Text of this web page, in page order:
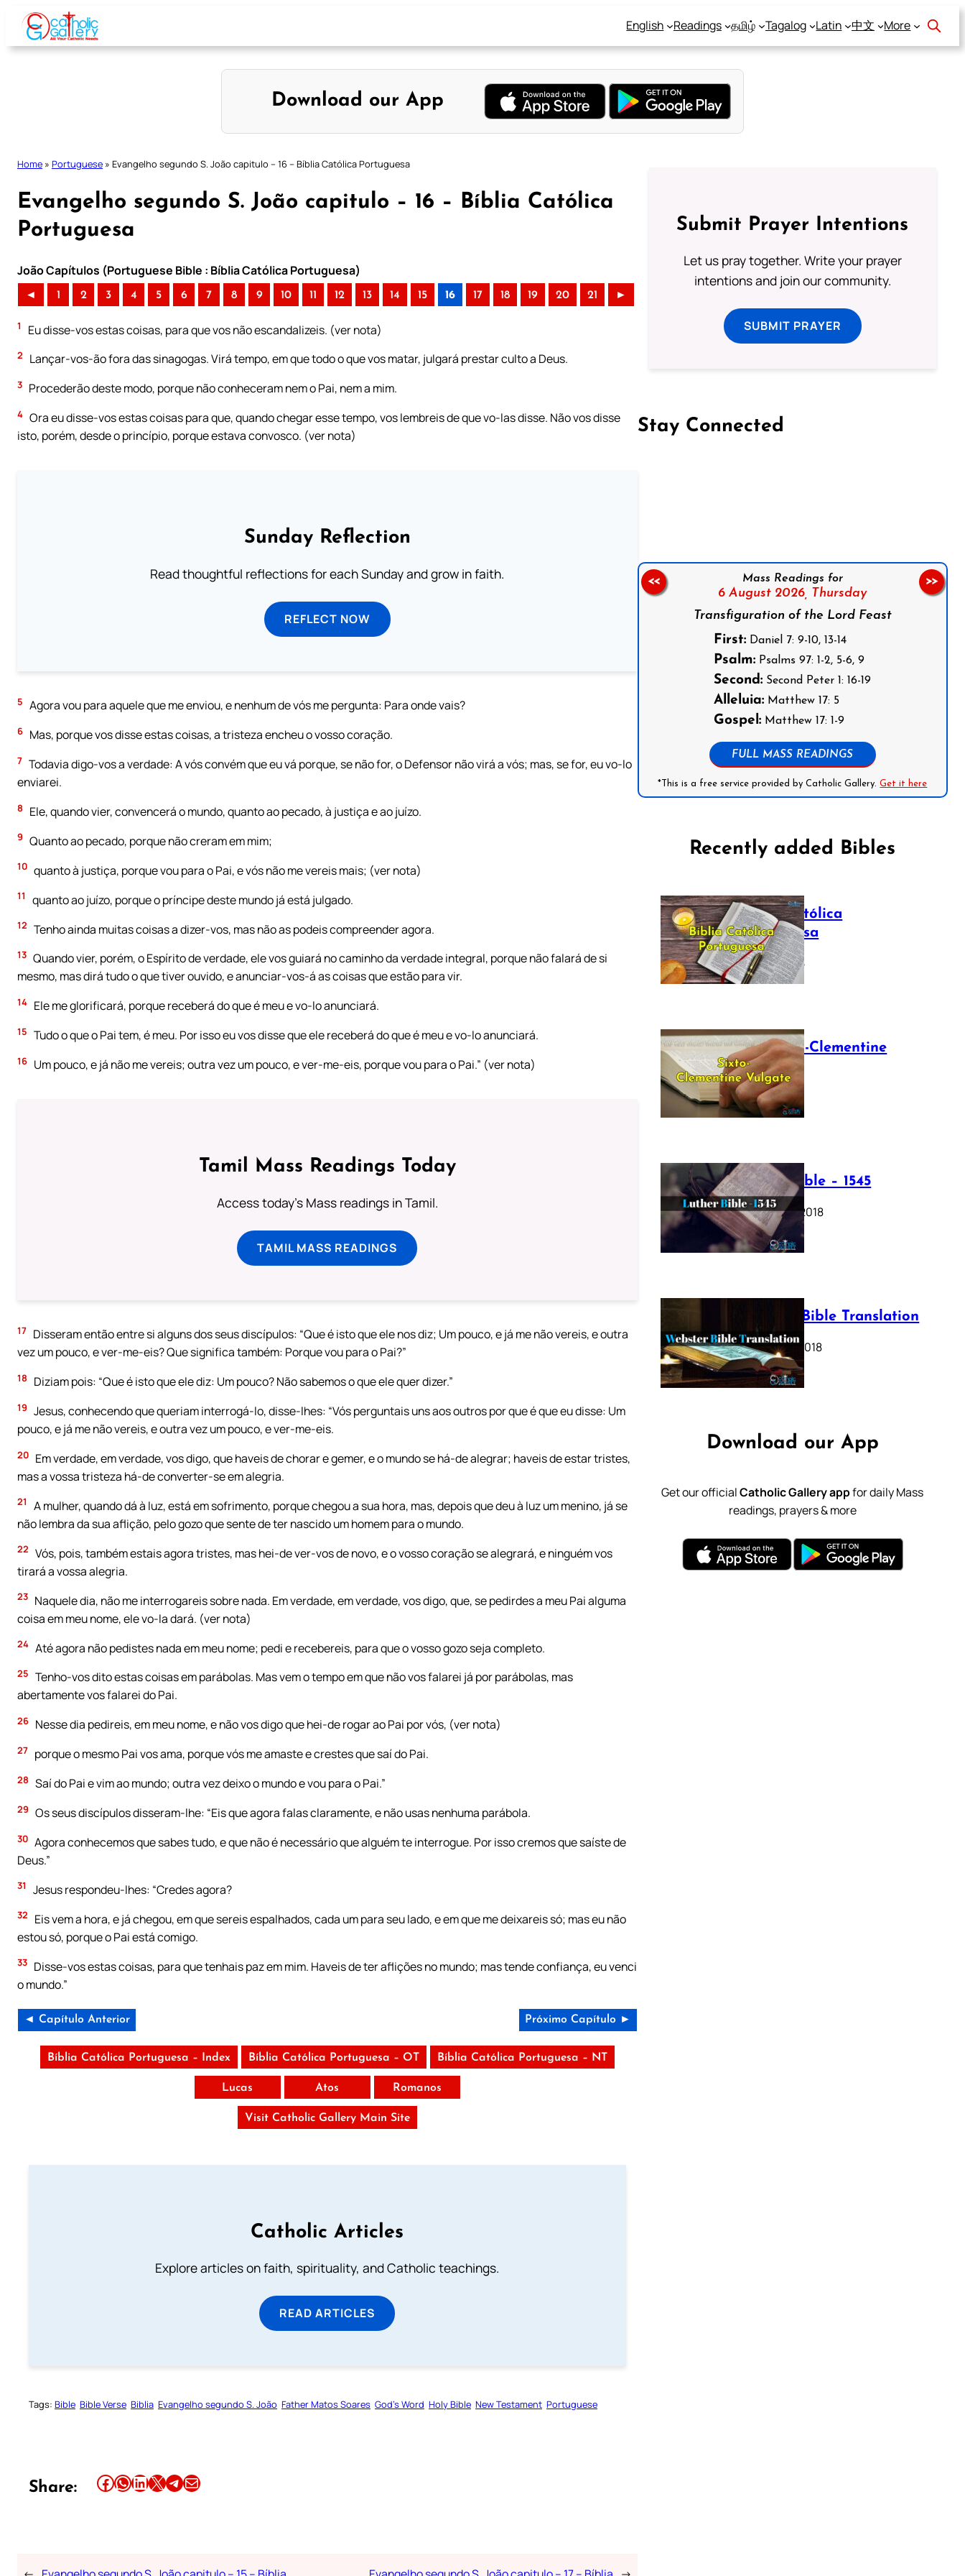
Skip
content
English Readings தமிழ் Tagalog Latin 中文 More
Download our App
Home » Portuguese » Evangelho segundo S. João capitulo – 16 – Bíblia Católica Portuguesa
Evangelho segundo S. João capitulo – 16 – Bíblia Católica
Portuguesa
João Capítulos (Portuguese Bible : Bíblia Católica Portuguesa)
◄ 1 2 3 4 5 6 7 8 9 10 11 12 13 14 15 16 17 18 19 20 21 ►
1 Eu disse-vos estas coisas, para que vos não escandalizeis. (ver nota)
2 Lançar-vos-ão fora das sinagogas. Virá tempo, em que todo o que vos matar, julgará prestar culto a Deus.
3 Procederão deste modo, porque não conheceram nem o Pai, nem a mim.
4 Ora eu disse-vos estas coisas para que, quando chegar esse tempo, vos lembreis de que vo-las disse. Não vos disse
isto, porém, desde o princípio, porque estava convosco. (ver nota)
Sunday Reflection
Read thoughtful reflections for each Sunday and grow in faith.
REFLECT NOW
5 Agora vou para aquele que me enviou, e nenhum de vós me pergunta: Para onde vais?
6 Mas, porque vos disse estas coisas, a tristeza encheu o vosso coração.
7 Todavia digo-vos a verdade: A vós convém que eu vá porque, se não for, o Defensor não virá a vós; mas, se for, eu vo-lo
enviarei.
8 Ele, quando vier, convencerá o mundo, quanto ao pecado, à justiça e ao juízo.
9 Quanto ao pecado, porque não creram em mim;
10 quanto à justiça, porque vou para o Pai, e vós não me vereis mais; (ver nota)
11 quanto ao juízo, porque o príncipe deste mundo já está julgado.
12 Tenho ainda muitas coisas a dizer-vos, mas não as podeis compreender agora.
13 Quando vier, porém, o Espírito de verdade, ele vos guiará no caminho da verdade integral, porque não falará de si
mesmo, mas dirá tudo o que tiver ouvido, e anunciar-vos-á as coisas que estão para vir.
14 Ele me glorificará, porque receberá do que é meu e vo-lo anunciará.
15 Tudo o que o Pai tem, é meu. Por isso eu vos disse que ele receberá do que é meu e vo-lo anunciará.
16 Um pouco, e já não me vereis; outra vez um pouco, e ver-me-eis, porque vou para o Pai.” (ver nota)
Tamil Mass Readings Today
Access today's Mass readings in Tamil.
TAMIL MASS READINGS
17 Disseram então entre si alguns dos seus discípulos: “Que é isto que ele nos diz; Um pouco, e já me não vereis, e outra
vez um pouco, e ver-me-eis? Que significa também: Porque vou para o Pai?”
18 Diziam pois: “Que é isto que ele diz: Um pouco? Não sabemos o que ele quer dizer.”
19 Jesus, conhecendo que queriam interrogá-lo, disse-lhes: “Vós perguntais uns aos outros por que é que eu disse: Um
pouco, e já me não vereis, e outra vez um pouco, e ver-me-eis.
20 Em verdade, em verdade, vos digo, que haveis de chorar e gemer, e o mundo se há-de alegrar; haveis de estar tristes,
mas a vossa tristeza há-de converter-se em alegria.
21
A mulher, quando dá à luz, está em sofrimento, porque chegou a sua hora, mas, depois que deu à luz um menino, já se
não lembra da sua aflição, pelo gozo que sente de ter nascido um homem para o mundo.
22 Vós, pois, também estais agora tristes, mas hei-de ver-vos de novo, e o vosso coração se alegrará, e ninguém vos
tirará a vossa alegria.
23 Naquele dia, não me interrogareis sobre nada. Em verdade, em verdade, vos digo, que, se pedirdes a meu Pai alguma
coisa em meu nome, ele vo-la dará. (ver nota)
24 Até agora não pedistes nada em meu nome; pedi e recebereis, para que o vosso gozo seja completo.
25 Tenho-vos dito estas coisas em parábolas. Mas vem o tempo em que não vos falarei já por parábolas, mas
abertamente vos falarei do Pai.
26 Nesse dia pedireis, em meu nome, e não vos digo que hei-de rogar ao Pai por vós, (ver nota)
27 porque o mesmo Pai vos ama, porque vós me amaste e crestes que saí do Pai.
28 Saí do Pai e vim ao mundo; outra vez deixo o mundo e vou para o Pai.”
29 Os seus discípulos disseram-lhe: “Eis que agora falas claramente, e não usas nenhuma parábola.
30 Agora conhecemos que sabes tudo, e que não é necessário que alguém te interrogue. Por isso cremos que saíste de
Deus.”
31 Jesus respondeu-lhes: “Credes agora?
32
Eis vem a hora, e já chegou, em que sereis espalhados, cada um para seu lado, e em que me deixareis só; mas eu não
estou só, porque o Pai está comigo.
33 Disse-vos estas coisas, para que tenhais paz em mim. Haveis de ter aflições no mundo; mas tende confiança, eu venci
o mundo.”
◄ Capítulo Anterior Próximo Capítulo ►
Bíblia Católica Portuguesa – Index Bíblia Católica Portuguesa – OT Bíblia Católica Portuguesa – NT
Lucas Atos Romanos
Visit Catholic Gallery Main Site
Catholic Articles
Explore articles on faith, spirituality, and Catholic teachings.
READ ARTICLES
Tags: Bible Bible Verse Biblia Evangelho segundo S. João Father Matos Soares God’s Word Holy Bible New Testament Portuguese
Share: Share this article on Facebook Share this article on WhatsApp Share this article on LinkedIn Share this article on X Share this article on TelegramEmail this Article
Submit Prayer Intentions
Let us pray together. Write your prayer
intentions and join our community.
SUBMIT PRAYER
Stay Connected
Mass Readings for
6 August 2026, Thursday
Transfiguration of the Lord Feast
First: Daniel 7: 9-10, 13-14
Psalm: Psalms 97: 1-2, 5-6, 9
Second: Second Peter 1: 16-19
Alleluia: Matthew 17: 5
Gospel: Matthew 17: 1-9
FULL MASS READINGS
*This is a free service provided by Catholic Gallery.Get it here
<< >>
Recently added Bibles
Bíblia Católica
Portuguesa
July 16, 2025
The Sixto-Clementine
Vulgate
July 12, 2025
Luther Bible – 1545
October 17, 2018
Webster Bible Translation
October 11, 2018
Download our App
Get our officialCatholic Gallery appfor daily Mass
readings, prayers & more